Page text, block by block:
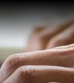
VARICES
30 mai 2023